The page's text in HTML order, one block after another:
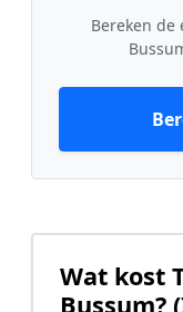
Bereken
Wat kost
Bussum?